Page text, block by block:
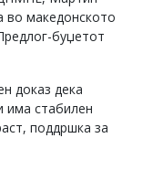
во македонското
буџетот
доказ дека
има стабилен
поддршка за